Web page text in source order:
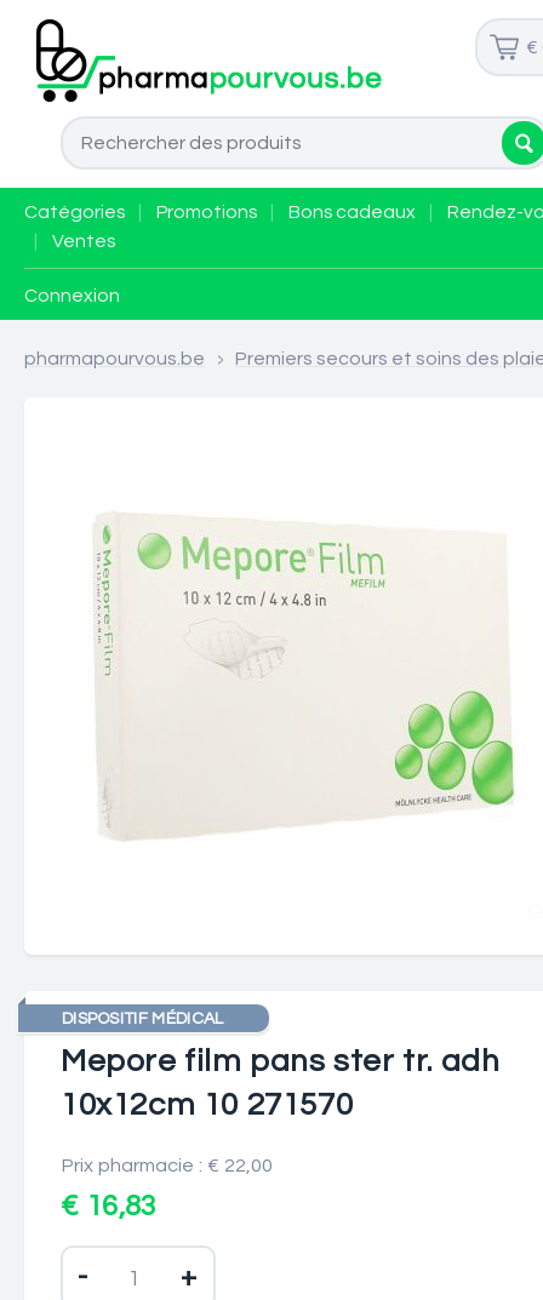
€
Catégories Promotions Bons cadeaux
Rendez-
Ventes
Connexion
pharmapourvous.be > Premiers secours et soins des
DISPOSITIF MÉDICAL
Mepore film pans ster tr. adh
10x12cm 10 271570
Prix pharmacie : € 22,00
€ 16,83
- +